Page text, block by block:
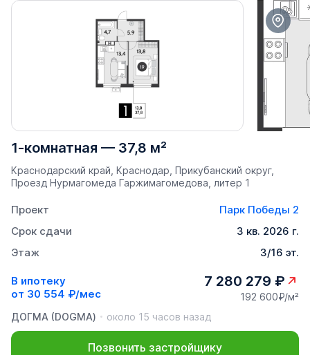
1-комнатная — 37,8 м²
Краснодарский край, Краснодар, Прикубанский округ, ​
Проезд Нурмагомеда Гаржимагомедова, литер 1
Проект
Парк Победы 2
Срок сдачи
3 кв. 2026 г.
Этаж
3/16 эт.
В ипотеку
от 30 554 ₽/мес
7 280 279 ₽
192 600₽/м²
ДОГМА (DOGMA)
около 15 часов назад
Позвонить застройщику